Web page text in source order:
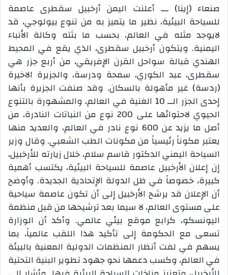
صنعاء (إينا) ـــ أعلنت اليمن أرخبيل سقطرى عاصمة
للسياحة البيئية، نظير ما يتميز به من تنوع بيولوجي، قد
لايوجد مثله في العالم، بحسب ما بثته وكالة الأنباء
اليمنية. ويتكون أرخبيل سقطرى، الذي يقع في المحيط
الهندي قبالة سواحل القرن الإفريقي، من أربع جزر هي
سقطرى، عبد الكوري، سمحة ودرسة، والجزيرة الاخيرة
(ردسة) غير مأهولة بالسكان. وقد صنفت الجزيرة بأنها
إحدى الجزر الــ 10 الغنية في العالم، والمشهورة بالتنوع
الحيوي لاحتوائها على 200 نوع من النباتات النادرة، من
أصل ما يزيد عن 600 نوع نادر في العالم، والعديد منها
يعتبر مكوناً رئيسياً من مكونات الطب الشعبي. وقال وزير
السياحة اليمني الدكتور قاسم سلام، خلال زيارته للأرخبيل،
إن إعلان الأرخبيل عاصمة للسياحة البيئية، يكتسب أهمية
كبيرة، خصوصاً في ظل الدولة الإتحادية الجديدة. وأوضح
أن الإعلان قد يرشح الأرخبيل إلى أن تكون عاصمة سياحية
على مستوى العالم، لا سيما بعد ترشيحها من قبل منظمة
اليونسكو، كرابع موقع بيئي عالمي. وأكد أن الوزارة
تسعى مع الحكومة إلى تأكيد هذا اللقب عالمياً، بما
يسهم في لفت أنظار المنظمات الدولية المعنية بالبيئة
في العالم، وكسب دعمها نحو جهود تطوير البنية التحتية